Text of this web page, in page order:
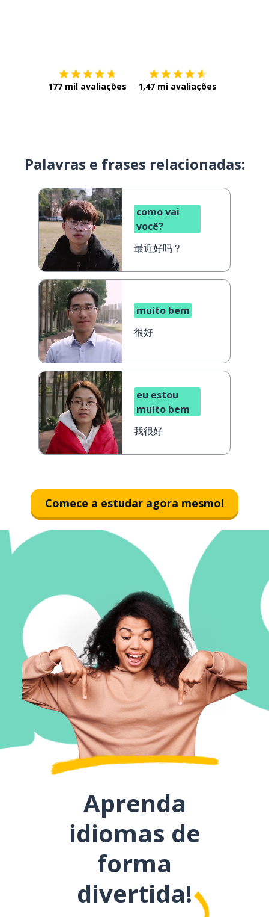
177 mil avaliações 1,47 mi avaliações
Palavras e frases relacionadas:
como vai
você?
最近好吗？
muito bem
很好
eu estou
muito bem
我很好
Comece a estudar agora mesmo!
Aprenda
idiomas de
forma
divertida!